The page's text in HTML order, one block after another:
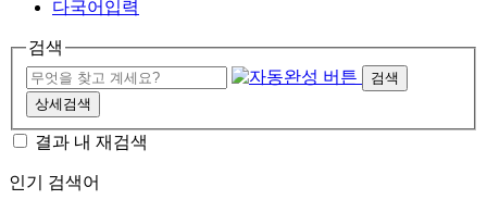
다국어입력
검색
검색
상세검색
결과 내 재검색
인기 검색어